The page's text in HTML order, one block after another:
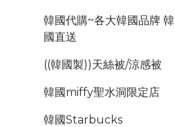
韓國代購~各大韓國品牌 韓
國直送
((韓國製))天絲被/涼感被
韓國miffy聖水洞限定店
韓國Starbucks